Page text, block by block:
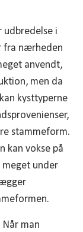
udbredelse i
fra nærheden
anvendt,
men da
kysttyperne
stammeform.
kan vokse på
under
man